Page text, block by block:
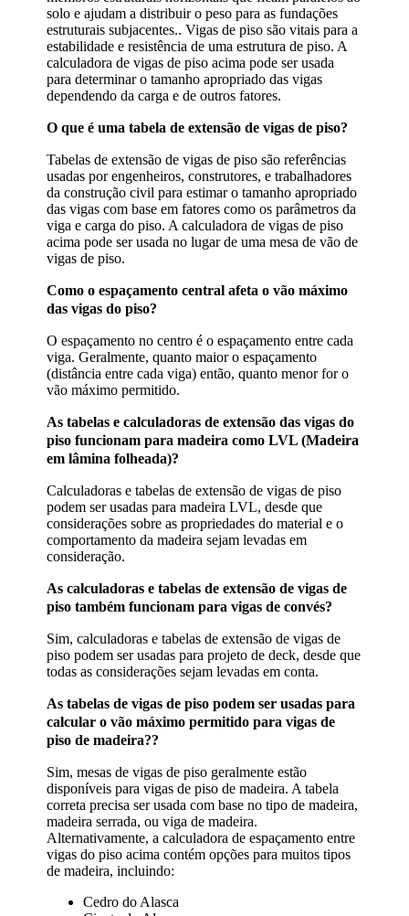
solo e ajudam a distribuir o peso para as fundações
estruturais subjacentes.. Vigas de piso são vitais para a
estabilidade e resistência de uma estrutura de piso. A
calculadora de vigas de piso acima pode ser usada
para determinar o tamanho apropriado das vigas
dependendo da carga e de outros fatores.
O que é uma tabela de extensão de vigas de piso?
Tabelas de extensão de vigas de piso são referências
usadas por engenheiros, construtores, e trabalhadores
da construção civil para estimar o tamanho apropriado
das vigas com base em fatores como os parâmetros da
viga e carga do piso. A calculadora de vigas de piso
acima pode ser usada no lugar de uma mesa de vão de
vigas de piso.
Como o espaçamento central afeta o vão máximo
das vigas do piso?
O espaçamento no centro é o espaçamento entre cada
viga. Geralmente, quanto maior o espaçamento
(distância entre cada viga) então, quanto menor for o
vão máximo permitido.
As tabelas e calculadoras de extensão das vigas do
piso funcionam para madeira como LVL (Madeira
em lâmina folheada)?
Calculadoras e tabelas de extensão de vigas de piso
podem ser usadas para madeira LVL, desde que
considerações sobre as propriedades do material e o
comportamento da madeira sejam levadas em
consideração.
As calculadoras e tabelas de extensão de vigas de
piso também funcionam para vigas de convés?
Sim, calculadoras e tabelas de extensão de vigas de
piso podem ser usadas para projeto de deck, desde que
todas as considerações sejam levadas em conta.
As tabelas de vigas de piso podem ser usadas para
calcular o vão máximo permitido para vigas de
piso de madeira??
Sim, mesas de vigas de piso geralmente estão
disponíveis para vigas de piso de madeira. A tabela
correta precisa ser usada com base no tipo de madeira,
madeira serrada, ou viga de madeira.
Alternativamente, a calculadora de espaçamento entre
vigas do piso acima contém opções para muitos tipos
de madeira, incluindo:
Cedro do Alasca